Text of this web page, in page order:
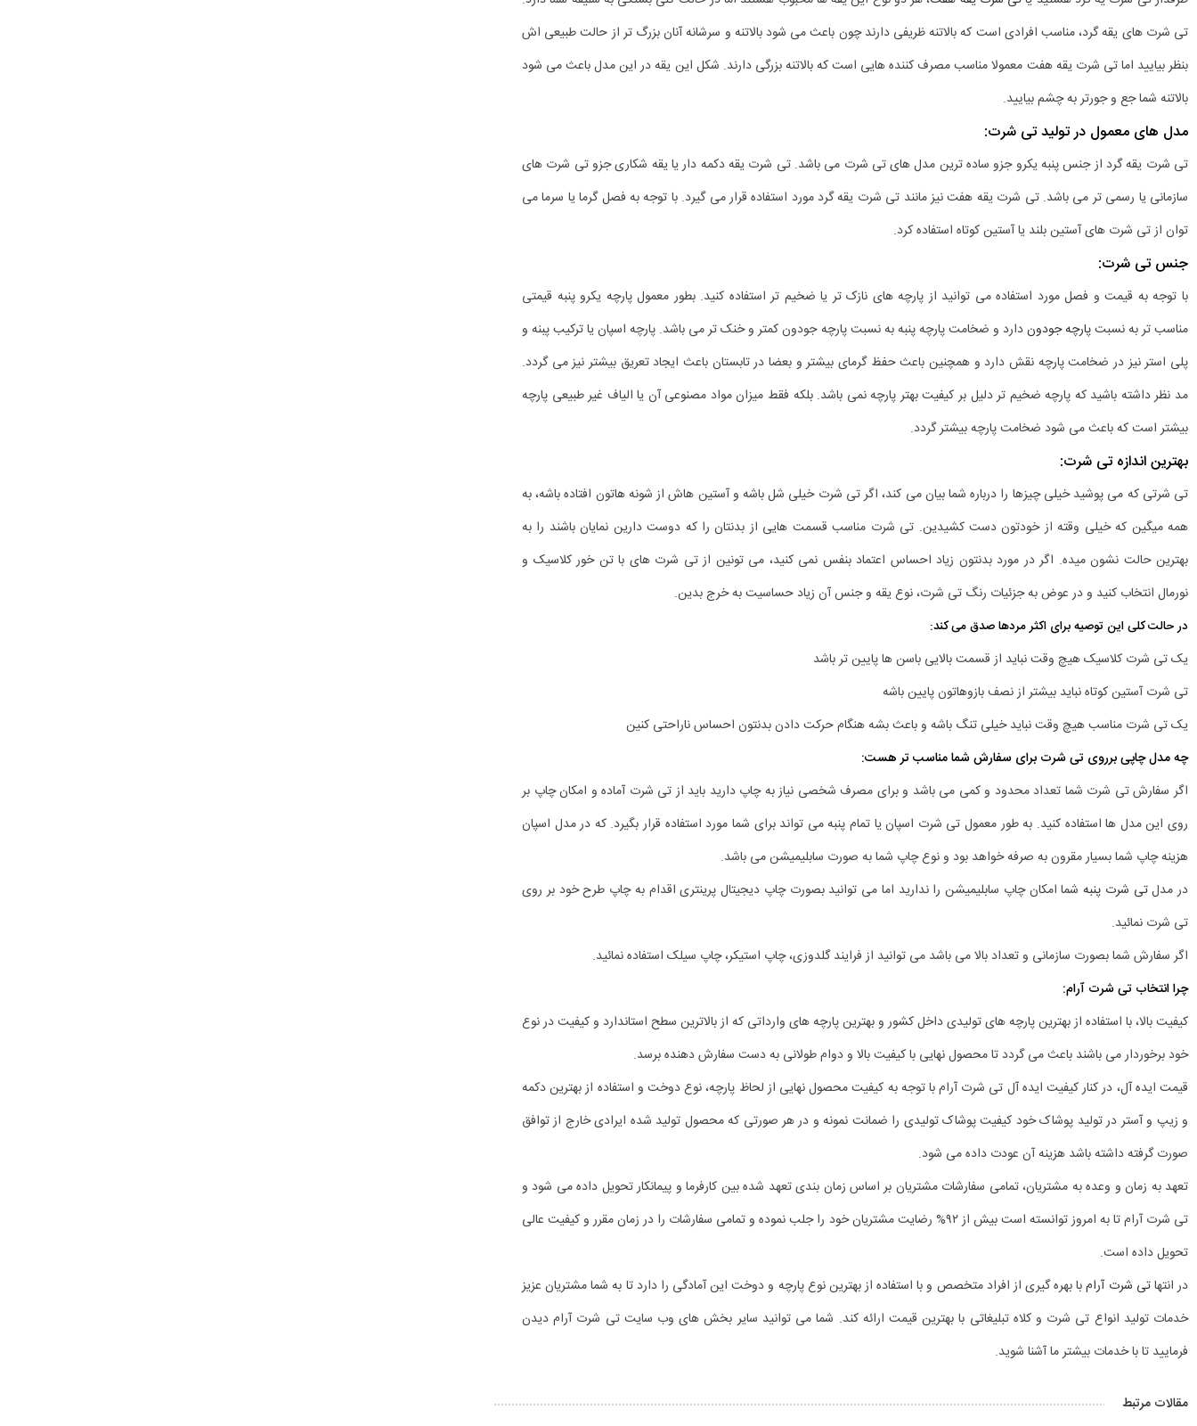
تی شرت های یقه گرد، مناسب افرادی است که بالاتنه ظریفی دارند چون باعث می شود بالاتنه و سرشانه آنان بزرگ تر از حالت طبیعی اش
بنظر بیایید اما تی شرت یقه هفت معمولا مناسب مصرف کننده هایی است که بالاتنه بزرگی دارند. شکل این یقه در این مدل باعث می شود
بالاتنه شما جع و جورتر به چشم بیایید.
مدل های معمول در تولید تی شرت:
تی شرت یقه گرد از جنس پنبه یکرو جزو ساده ترین مدل های تی شرت می باشد. تی شرت یقه دکمه دار یا یقه شکاری جزو تی شرت های
سازمانی یا رسمی تر می باشد. تی شرت یقه هفت نیز مانند تی شرت یقه گرد مورد استفاده قرار می گیرد. با توجه به فصل گرما یا سرما می
توان از تی شرت های آستین بلند یا آستین کوتاه استفاده کرد.
جنس تی شرت:
با توجه به قیمت و فصل مورد استفاده می توانید از پارچه های نازک تر یا ضخیم تر استفاده کنید. بطور معمول پارچه یکرو پنبه قیمتی
مناسب تر به نسبتپارچه جودوندارد و ضخامت پارچه پنبه به نسبت پارچه جودون کمتر و خنک تر می باشد. پارچه اسپان یا ترکیب پبنه و
پلی استر نیز در ضخامت پارچه نقش دارد و همچنین باعث حفظ گرمای بیشتر و بعضا در تابستان باعث ایجاد تعریق بیشتر نیز می گردد.
مد نظر داشته باشید که پارچه ضخیم تر دلیل بر کیفیت بهتر پارچه نمی باشد. بلکه فقط میزان مواد مصنوعی آن یا الیاف غیر طبیعی پارچه
بیشتر است که باعث می شود ضخامت پارچه بیشتر گردد.
بهترین اندازه تی شرت:
تی شرتی که می پوشید خیلی چیزها را درباره شما بیان می کند، اگر تی شرت خیلی شل باشه و آستین هاش از شونه هاتون افتاده باشه، به
همه میگین که خیلی وقته از خودتون دست کشیدین. تی شرت مناسب قسمت هایی از بدنتان را که دوست دارین نمایان باشند را به
بهترین حالت نشون میده. اگر در مورد بدنتون زیاد احساس اعتماد بنفس نمی کنید، می تونین از تی شرت های با تن خور کلاسیک و
نورمال انتخاب کنید و در عوض به جزئیات رنگ تی شرت، نوع یقه و جنس آن زیاد حساسیت به خرج بدین.
در حالت کلی این توصیه برای اکثر مردها صدق می کند:
یک تی شرت کلاسیک هیچ وقت نباید از قسمت بالایی باسن ها پایین تر باشد
تی شرت آستین کوتاه نباید بیشتر از نصف بازوهاتون پایین باشه
یک تی شرت مناسب هیچ وقت نباید خیلی تنگ باشه و باعث بشه هنگام حرکت دادن بدنتون احساس ناراحتی کنین
چه مدل چاپی برروی تی شرت برای سفارش شما مناسب تر هست:
اگر سفارش تی شرت شما تعداد محدود و کمی می باشد و برای مصرف شخصی نیاز به چاپ دارید باید از تی شرت آماده و امکان چاپ بر
روی این مدل ها استفاده کنید. به طور معمول تی شرت اسپان یا تمام پنبه می تواند برای شما مورد استفاده قرار بگیرد. که در مدل اسپان
هزینه چاپ شما بسیار مقرون به صرفه خواهد بود و نوع چاپ شما به صورت سابلیمیشن می باشد.
در مدلتی شرت پنبه شما امکان چاپ سابلیمیشن را ندارید اما می توانید بصورت چاپ دیجیتال پرینتری اقدام به چاپ طرح خود بر روی
تی شرت نمائید.
اگر سفارش شما بصورت سازمانی و تعداد بالا می باشد می توانید از فرایند گلدوزی، چاپ استیکر، چاپ سیلک استفاده نمائید.
چرا انتخاب تی شرت آرام:
کیفیت بالا، با استفاده از بهترین پارچه های تولیدی داخل کشور و بهترین پارچه های وارداتی که از بالاترین سطح استاندارد و کیفیت در نوع
خود برخوردار می باشند باعث می گردد تا محصول نهایی با کیفیت بالا و دوام طولانی به دست سفارش دهنده برسد.
قیمت ایده آل، در کنار کیفیت ایده آل تی شرت آرام با توجه به کیفیت محصول نهایی از لحاظ پارچه، نوع دوخت و استفاده از بهترین دکمه
و زیپ و آستر در تولید پوشاک خود کیفیت پوشاک تولیدی را ضمانت نمونه و در هر صورتی که محصول تولید شده ایرادی خارج از توافق
صورت گرفته داشته باشد هزینه آن عودت داده می شود.
تعهد به زمان و وعده به مشتریان، تمامی سفارشات مشتریان بر اساس زمان بندی تعهد شده بین کارفرما و پیمانکار تحویل داده می شود و
تی شرت آرام تا به امروز توانسته است بیش از ۹۲% رضایت مشتریان خود را جلب نموده و تمامی سفارشات را در زمان مقرر و کیفیت عالی
تحویل داده است.
در انتهاتی شرت آرامبا بهره گیری از افراد متخصص و با استفاده از بهترین نوع پارچه و دوخت این آمادگی را دارد تا به شما مشتریان عزیز
خدمات تولید انواع تی شرت و کلاه تبلیغاتی با بهترین قیمت ارائه کند. شما می توانید سایر بخش های وب سایت تی شرت آرام دیدن
فرمایید تا با خدمات بیشتر ما آشنا شوید.
مقالات مرتبط